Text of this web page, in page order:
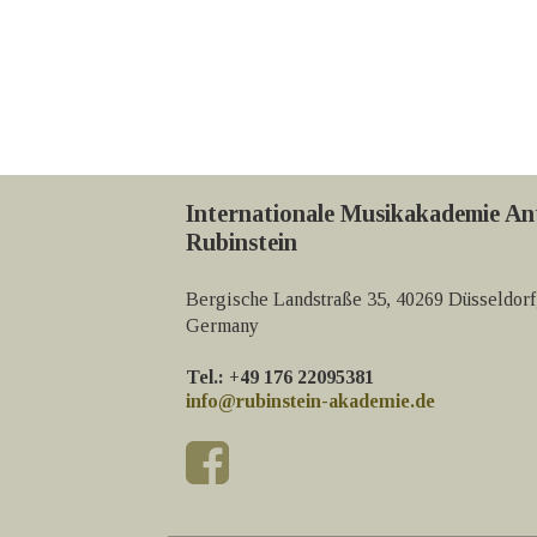
Internationale Musikakademie
Rubinstein
Bergische Landstraße 35, 40269
Germany
Tel.: +49 176 22095381
info@rubinstein-akademie.de